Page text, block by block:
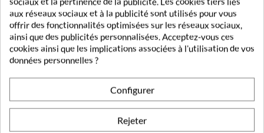
Cavaillès Soin
Lavant Intime
Hydratant Éco-
Recharge...
10,50 €
Cavaillès Mon 1er
Déo 75ml
8,19 €
aux réseaux sociaux et à la publicité sont utilisés pour vous
offrir des fonctionnalités optimisées sur les réseaux sociaux,
ainsi que des publicités personnalisées. Acceptez-vous ces
cookies ainsi que les implications associées à l'utilisation de vos
données personnelles ?
Configurer
Rejeter